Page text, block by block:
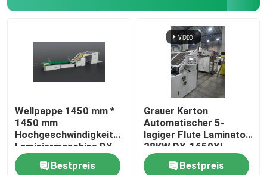
Wellpappe 1450 mm *
1450 mm
Hochgeschwindigkeits-
Laminiermaschine DX-
1450
Bestpreis
Grauer Karton
Automatischer 5-
lagiger Flute Laminator
28KW DX-1650XL
Bestpreis